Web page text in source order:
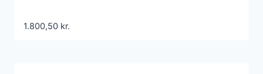
1.800,50 kr.